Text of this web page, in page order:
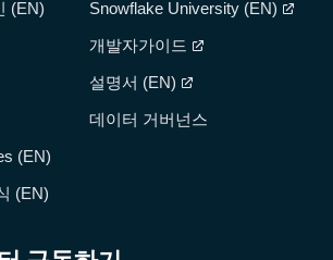
(EN)
(EN)
(EN)
Snowflake University (EN)
개발자가이드
설명서 (EN)
데이터 거버넌스